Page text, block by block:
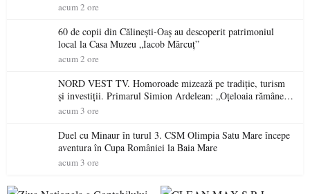
acum 2 ore
60 de copii din Călinești-Oaș au descoperit patrimoniul
local la Casa Muzeu „Iacob Mărcuț”
acum 2 ore
NORD VEST TV. Homoroade mizează pe tradiție, turism
și investiții. Primarul Simion Ardelean: „Oțeloaia rămâne
un brand al Codrului”
acum 3 ore
Duel cu Minaur în turul 3. CSM Olimpia Satu Mare începe
aventura în Cupa României la Baia Mare
acum 3 ore